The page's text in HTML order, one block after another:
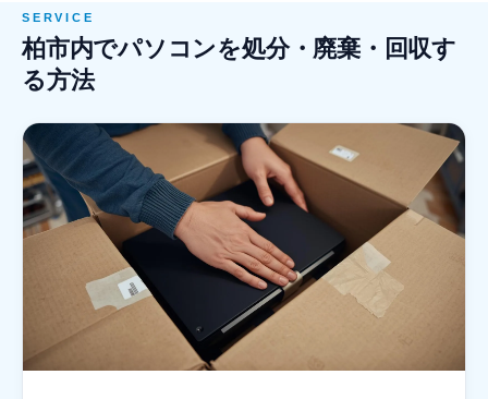
SERVICE
柏市内でパソコンを処分・廃棄・回収す
る方法